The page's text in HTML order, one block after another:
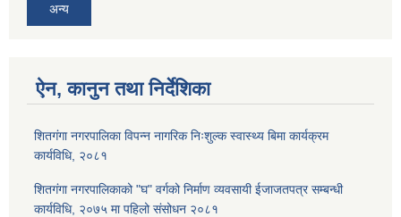
अन्य
ऐन, कानुन तथा निर्देशिका
शितगंगा नगरपालिका विपन्न नागरिक निःशुल्क स्वास्थ्य बिमा कार्यक्रम
कार्यविधि, २०८१
शितगंगा नगरपालिकाको "घ" वर्गको निर्माण व्यवसायी ईजाजतपत्र सम्बन्धी
कार्यविधि, २०७५ मा पहिलो संसोधन २०८१